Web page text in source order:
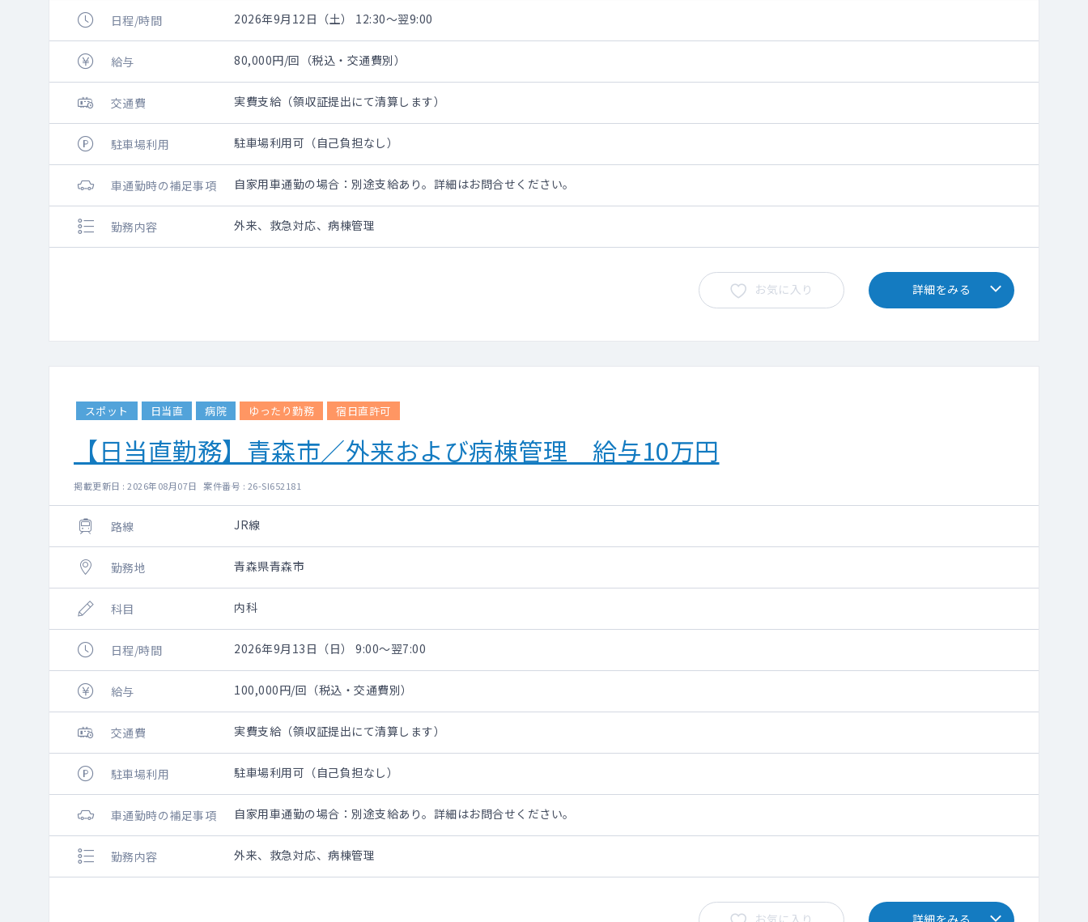
日程/時間 2026年9月12日（土） 12:30～翌9:00
給与 80,000円/回（税込・交通費別）
交通費 実費支給（領収証提出にて清算します）
駐車場利用 駐車場利用可（自己負担なし）
車通勤時の補足事項 自家用車通勤の場合：別途支給あり。詳細はお問合せください。
勤務内容 外来、救急対応、病棟管理
お気に入り 詳細をみる
スポット 日当直 病院 ゆったり勤務 宿日直許可
【日当直勤務】青森市／外来および病棟管理 給与10万円
掲載更新日 : 2026年08月07日 案件番号 : 26-SI652181
路線 JR線
勤務地 青森県青森市
科目 内科
日程/時間 2026年9月13日（日） 9:00～翌7:00
給与 100,000円/回（税込・交通費別）
交通費 実費支給（領収証提出にて清算します）
駐車場利用 駐車場利用可（自己負担なし）
車通勤時の補足事項 自家用車通勤の場合：別途支給あり。詳細はお問合せください。
勤務内容 外来、救急対応、病棟管理
お気に入り 詳細をみる